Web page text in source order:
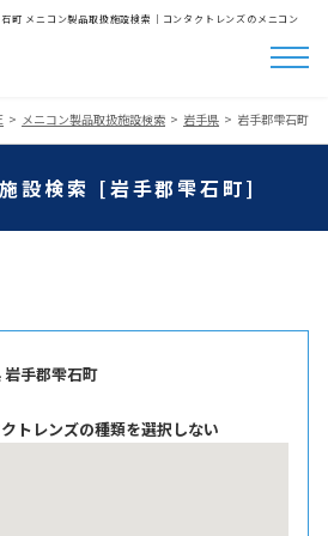
町 メニコン製品取扱施設検索│コンタクトレンズのメニコン
メニコン製品取扱施設検索 岩手県 岩手郡雫石町
設検索 [岩手郡雫石町]
岩手郡雫石町
トレンズの種類を選択しない